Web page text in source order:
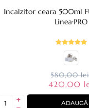
Incalzitor ceara 500ml
Linea·PRO
580,00 lei
420,00
ADAUGĂ